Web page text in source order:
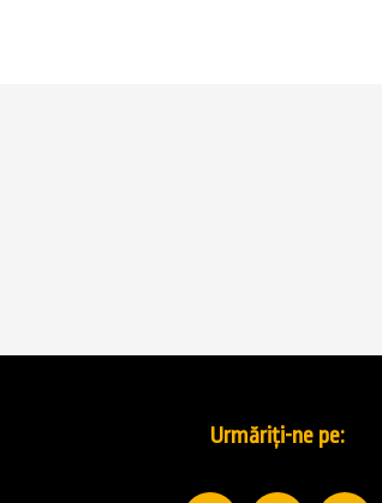
Urmăriți-ne pe: